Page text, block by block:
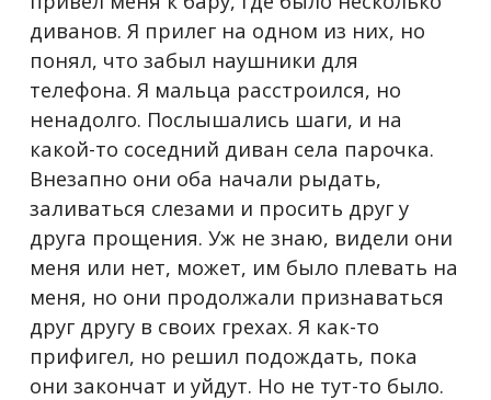
диванов. Я прилег на одном из них, но
понял, что забыл наушники для
телефона. Я мальца расстроился, но
ненадолго. Послышались шаги, и на
какой-то соседний диван села парочка.
Внезапно они оба начали рыдать,
заливаться слезами и просить друг у
друга прощения. Уж не знаю, видели они
меня или нет, может, им было плевать на
меня, но они продолжали признаваться
друг другу в своих грехах. Я как-то
прифигел, но решил подождать, пока
они закончат и уйдут. Но не тут-то было.